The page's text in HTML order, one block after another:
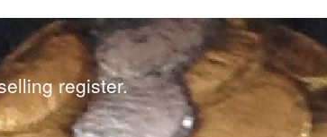
register.